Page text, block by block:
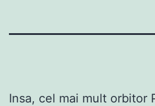
Insa, cel mai mult orbitor